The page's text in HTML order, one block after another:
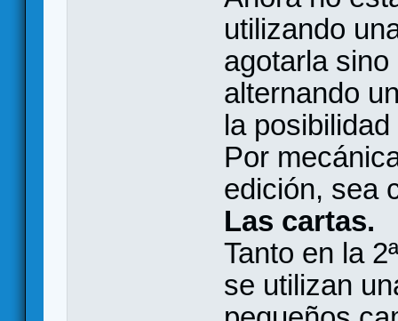
utilizando
agotarla
alternando
la
Por
edición, sea
Las cartas.
Tanto en la
se utilizan